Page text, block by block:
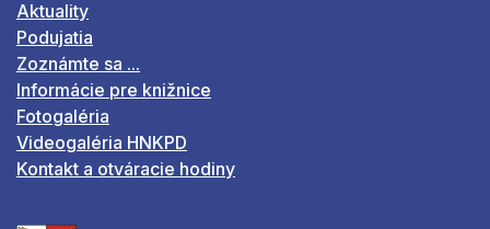
Aktuality
Podujatia
Zoznámte sa ...
Informácie pre knižnice
Fotogaléria
Videogaléria HNKPD
Kontakt a otváracie hodiny